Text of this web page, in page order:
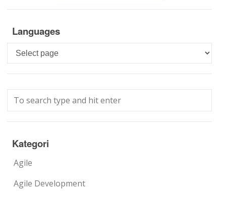
Languages
Languages
Kategori
Agile
Agile Development